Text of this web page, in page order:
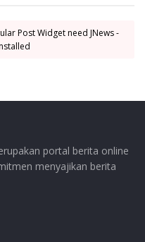
Post Widget need JNews -
portal berita online
menyajikan berita